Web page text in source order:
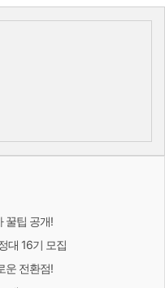
꿀팁 공개!
대 16기 모집
운 전환점!